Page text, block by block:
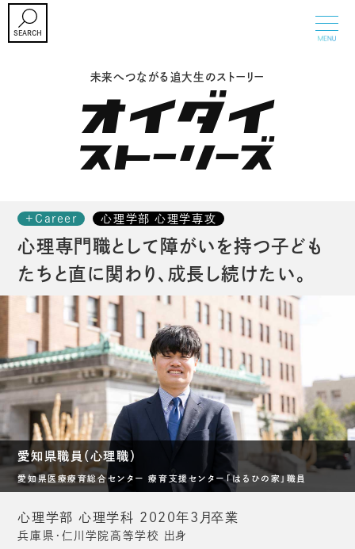
オープンキャンパス・イベント
学部・大学院
追手門学院大学について
キャンパスライフ
CAREER SUPPORT
お問い合わせ
未来へつながる追大生のストーリー
+Career 心理学部 心理学専攻
心理専門職として障がいを持つ子ども
たちと直に関わり、成長し続けたい。
愛知県職員（心理職）
愛知県医療療育総合センター 療育支援センター「はるひの家」職員
心理学部 心理学科 2020年3月卒業
兵庫県・仁川学院高等学校 出身